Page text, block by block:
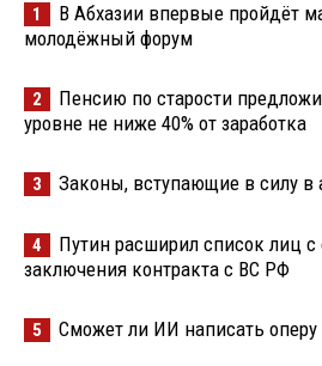
1
В Абхазии впервые пройдёт
молодёжный форум
2
Пенсию по старости
уровне не ниже 40% от заработка
3 Законы, вступающие в силу в
4
Путин расширил список лиц
заключения контракта с ВС РФ
5 Сможет ли ИИ написать